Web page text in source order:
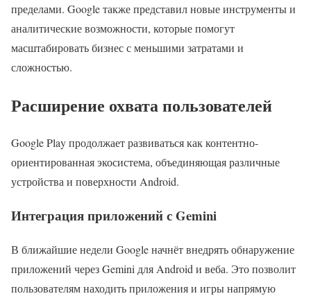
пределами. Google также представил новые инструменты и
аналитические возможности, которые помогут
масштабировать бизнес с меньшими затратами и
сложностью.
Расширение охвата пользователей
Google Play продолжает развиваться как контентно-
ориентированная экосистема, объединяющая различные
устройства и поверхности Android.
Интеграция приложений с Gemini
В ближайшие недели Google начнёт внедрять обнаружение
приложений через Gemini для Android и веба. Это позволит
пользователям находить приложения и игры напрямую